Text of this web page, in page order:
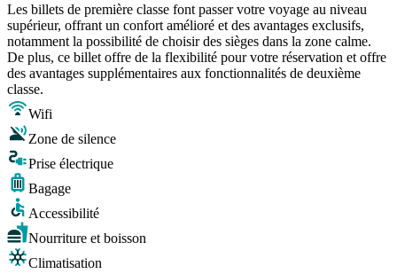
Les billets de première classe font passer votre voyage au niveau
supérieur, offrant un confort amélioré et des avantages exclusifs,
notamment la possibilité de choisir des sièges dans la zone calme.
De plus, ce billet offre de la flexibilité pour votre réservation et offre
des avantages supplémentaires aux fonctionnalités de deuxième
classe.
Wifi
Zone de silence
Prise électrique
Bagage
Accessibilité
Nourriture et boisson
Climatisation